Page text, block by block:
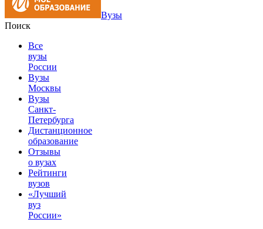
Вузы
Поиск
Все
вузы
России
Вузы
Москвы
Вузы
Санкт-
Петербурга
Дистанционное
образование
Отзывы
о вузах
Рейтинги
вузов
«Лучший
вуз
России»